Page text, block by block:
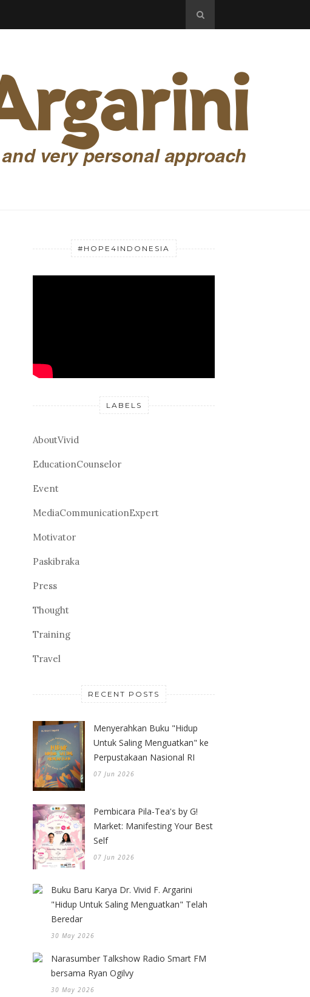
#HOPE4INDONESIA
LABELS
AboutVivid
EducationCounselor
Event
MediaCommunicationExpert
Motivator
Paskibraka
Press
Thought
Training
Travel
RECENT POSTS
Menyerahkan Buku "Hidup
Untuk Saling Menguatkan" ke
Perpustakaan Nasional RI
07 Jun 2026
Pembicara Pila-Tea's by G!
Market: Manifesting Your Best
Self
07 Jun 2026
Buku Baru Karya Dr. Vivid F. Argarini
"Hidup Untuk Saling Menguatkan" Telah
Beredar
30 May 2026
Narasumber Talkshow Radio Smart FM
bersama Ryan Ogilvy
30 May 2026